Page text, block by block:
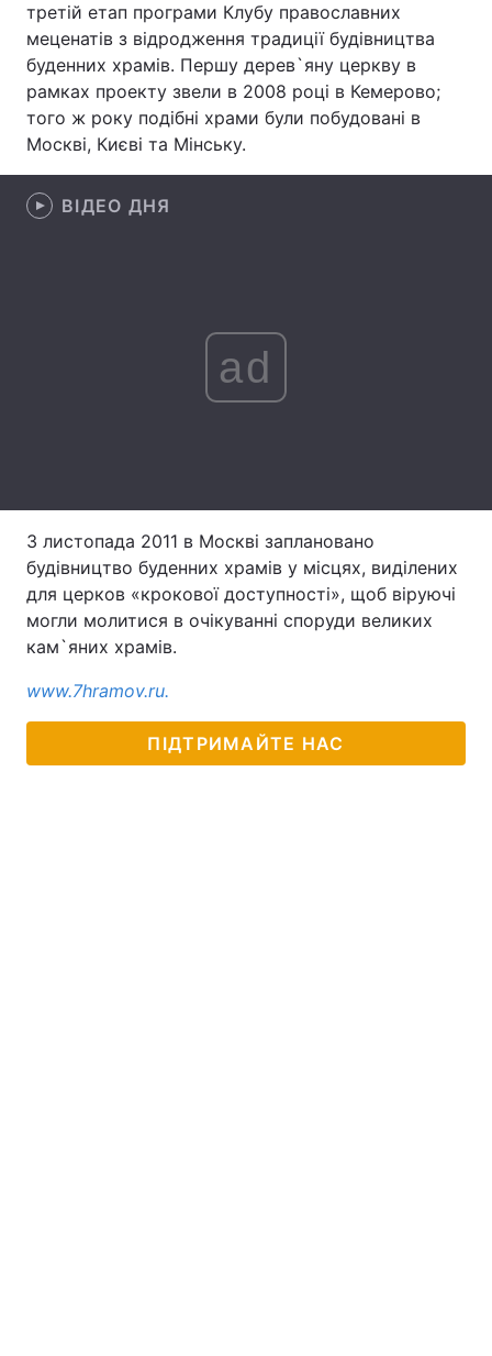
Україна Політика
Економіка Світ
Спорт Наука
Зброя
Регіони
Архів Вакансії
Контакти
третій етап програми Клубу православних
меценатів з відродження традиції будівництва
буденних храмів. Першу дерев`яну церкву в
рамках проекту звели в 2008 році в Кемерово;
того ж року подібні храми були побудовані в
Москві, Києві та Мінську.
ВІДЕО ДНЯ
ad
З листопада 2011 в Москві заплановано
будівництво буденних храмів у місцях, виділених
для церков «крокової доступності», щоб віруючі
могли молитися в очікуванні споруди великих
кам`яних храмів.
www.7hramov.ru.
ПІДТРИМАЙТЕ НАС